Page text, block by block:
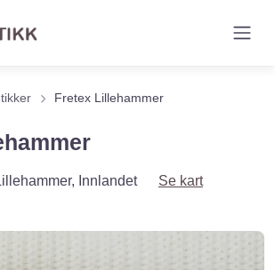
Fretex Lillehammer
, Innlandet Se kart